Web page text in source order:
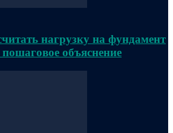
нагрузку на фундамент
объяснение